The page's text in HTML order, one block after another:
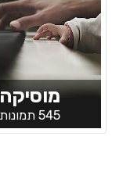
מוסיקה
545 תמונות